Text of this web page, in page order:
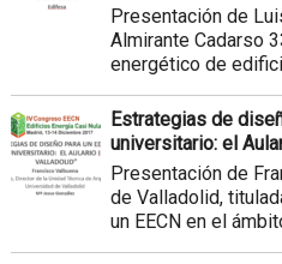
Presentación de
Almirante Cadarso
energético de
Estrategias de
universitario: el
Presentación de
de Valladolid,
un EECN en el